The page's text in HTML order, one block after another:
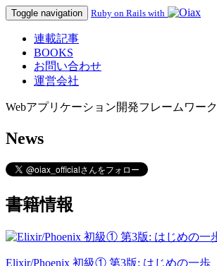
Toggle navigation Ruby on Rails with
連載記事
BOOKS
お問い合わせ
運営会社
Webアプリケーション開発フレームワーク
News
書籍情報
Elixir/Phoenix 初級① 第3版: はじめの一歩